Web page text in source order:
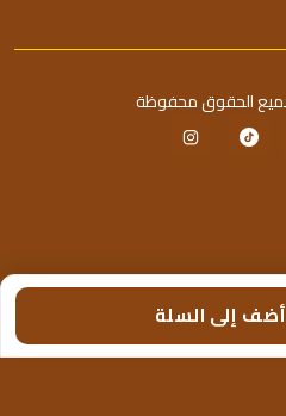
أضف إلى السلة